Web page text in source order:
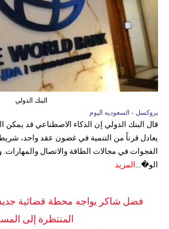
البنك الدولي
بروكسل - السعوديه اليوم
قال البنك الدولي إن الذكاء الاصطناعي قد يمكن
يعادل قرناً من التنمية في غضون عقد واحد،
الفجوات في مجالات الطاقة والاتصال
الو�...
المزيد
فضل شاكر يواجه محطة قضائية
المنتظرة إلى